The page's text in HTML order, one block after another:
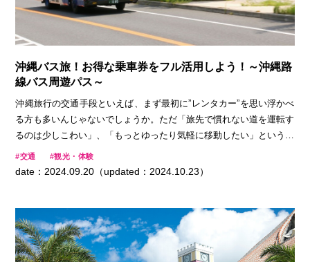
沖縄バス旅！お得な乗車券をフル活用しよう！～沖縄路
線バス周遊パス～
沖縄旅行の交通手段といえば、まず最初に”レンタカー”を思い浮かべ
る方も多いんじゃないでしょうか。ただ「旅先で慣れない道を運転す
るのは少しこわい」、「もっとゆったり気軽に移動したい」という声
もよく耳にします。 そこで今回は、車の運転が不慣れで不安な方
や、のんびりと旅を楽しみたい方におすすめの「バス旅」をご紹介し
験してきました。
交通 観光・体験
date：2024.09.20（updated：2024.10.23）